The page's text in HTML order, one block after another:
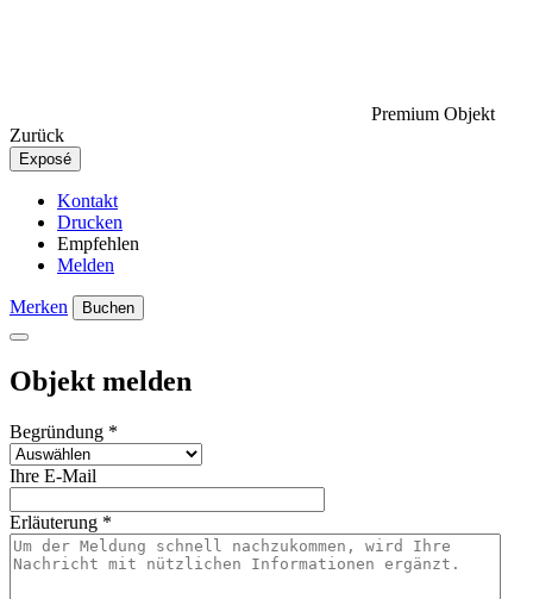
Premium Objekt
Zurück
Exposé
Kontakt
Drucken
Empfehlen
Melden
Merken Buchen
Objekt melden
Begründung *
Ihre E-Mail
Erläuterung *